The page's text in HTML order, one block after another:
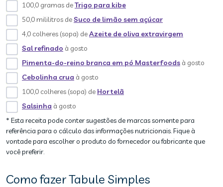
100,0 gramas deTrigo para kibe
50,0 mililitros deSuco de limão sem açúcar
4,0 colheres (sopa) deAzeite de oliva extravirgem
Sal refinado à gosto
Pimenta-do-reino branca em pó Masterfoods à gosto
Cebolinha crua à gosto
100,0 colheres (sopa) de Hortelã
Salsinha à gosto
* Esta receita pode conter sugestões de marcas somente para
referência para o cálculo das informações nutricionais. Fique à
vontade para escolher o produto do fornecedor ou fabricante que
você preferir.
Como fazer Tabule Simples